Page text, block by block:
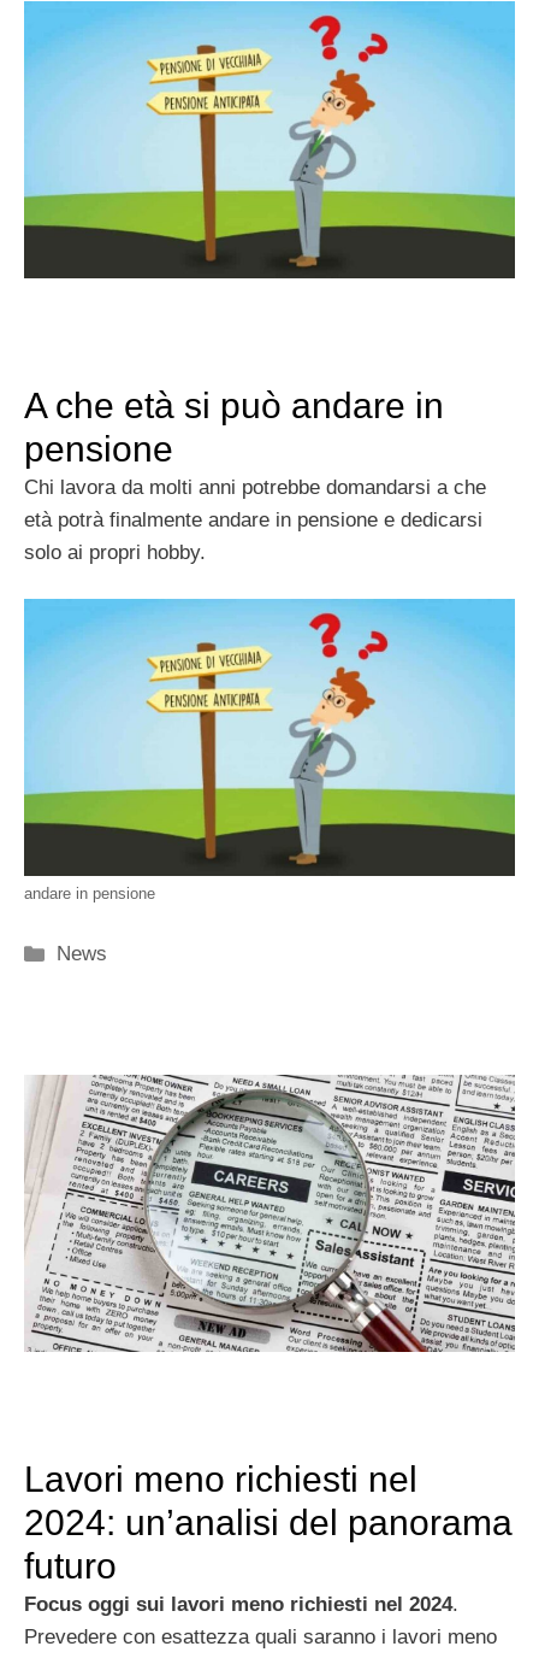
A che età si può andare in
pensione
Chi lavora da molti anni potrebbe domandarsi a che
età potrà finalmente andare in pensione e dedicarsi
solo ai propri hobby.
andare in pensione
Categorie
News
Lavori meno richiesti nel
2024: un’analisi del panorama
futuro
Focus oggi sui lavori meno richiesti nel 2024.
Prevedere con esattezza quali saranno i lavori meno